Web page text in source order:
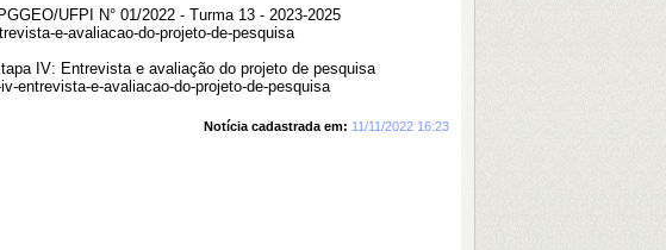
UFPI N° 01/2022 - Turma 13 - 2023-2025
e-avaliacao-do-projeto-de-pesquisa
IV: Entrevista e avaliação do projeto de pesquisa
entrevista-e-avaliacao-do-projeto-de-pesquisa
Notícia cadastrada em: 11/11/2022 16:23